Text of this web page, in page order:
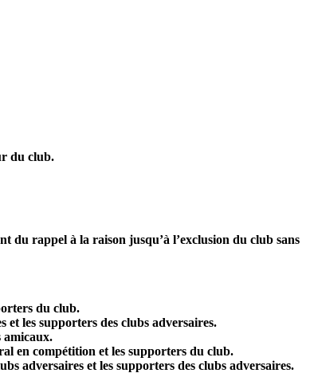
du club.
du rappel à la raison jusqu’à l’exclusion du club sans
du club.
et les supporters des clubs adversaires.
amicaux.
en compétition et les supporters du club.
adversaires et les supporters des clubs adversaires.